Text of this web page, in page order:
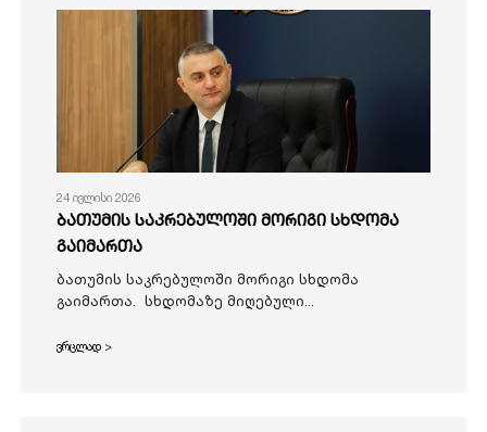
24 ივლისი 2026
ბათუმის საკრებულოში მორიგი სხდომა
გაიმართა
ბათუმის საკრებულოში მორიგი სხდომა
გაიმართა. სხდომაზე მიღებული...
ვრცლად >